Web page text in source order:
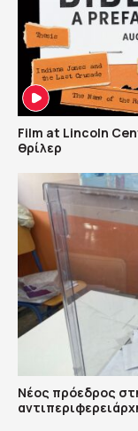
Film at Lincoln
θρίλερ
Νέος πρόεδρος